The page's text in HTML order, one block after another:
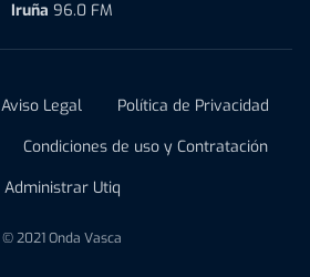
Iruña 96.0 FM
Aviso Legal
Política de Privacidad
Condiciones de uso y Contratación
Administrar Utiq
© 2021 Onda Vasca